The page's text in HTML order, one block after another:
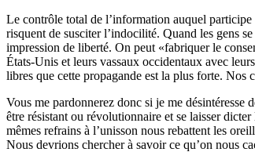
Le contrôle total de l’information auquel
risquent de susciter l’indocilité. Quand les gens
impression de liberté. On peut «fabriquer le
États-Unis et leurs vassaux occidentaux avec
libres que cette propagande est la plus forte. Nos
Vous me pardonnerez donc si je me désintéresse
être résistant ou révolutionnaire et se laisser
mêmes refrains à l’unisson nous rebattent les
Nous devrions chercher à savoir ce qu’on nous